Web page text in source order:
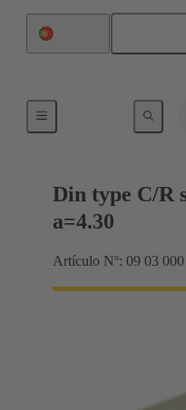
Terminación de
Din type C/R
a=4.30
Artículo Nº: 09 03